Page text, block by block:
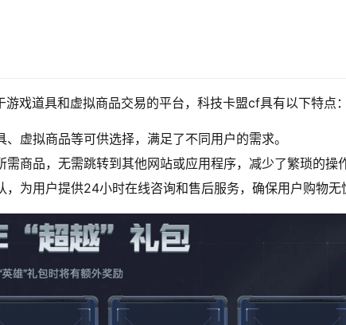
戏道具和虚拟商品交易的平台，科技卡盟cf具有以下特点：
虚拟商品等可供选择，满足了不同用户的需求。
商品，无需跳转到其他网站或应用程序，减少了繁琐的操作
为用户提供24小时在线咨询和售后服务，确保用户购物无